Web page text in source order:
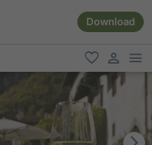
Download
favoriti
user link